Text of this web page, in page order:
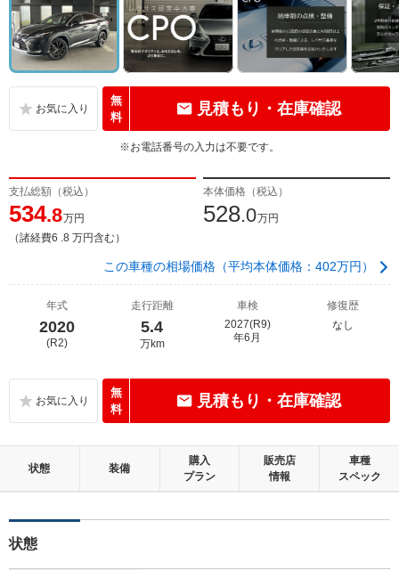
無
料
見積もり・在庫確認
※お電話番号の入力は不要です。
支払総額（税込）
534.8万円
（諸経費6 .8 万円含む）
本体価格（税込）
528.0万円
この車種の相場価格（平均本体価格：402万円）
年式
2020
(R2)
走行距離
5.4
万km
車検
2027(R9)
年6月
修復歴
なし
無
料
見積もり・在庫確認
状態 装備
購入
プラン
販売店
情報
車種
スペック
状態